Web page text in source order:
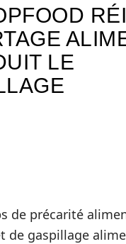
LE
de précarité
de gaspillage